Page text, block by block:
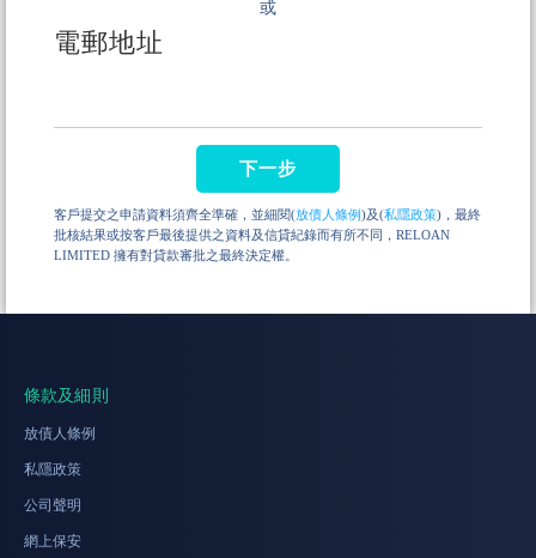
或
電郵地址
下一步
客戶提交之申請資料須齊全準確，並細閱(放債人條例)及(私隱政策)，最終
批核結果或按客戶最後提供之資料及信貸紀錄而有所不同，RELOAN
LIMITED 擁有對貸款審批之最終決定權。
條款及細則
放債人條例
私隱政策
公司聲明
網上保安